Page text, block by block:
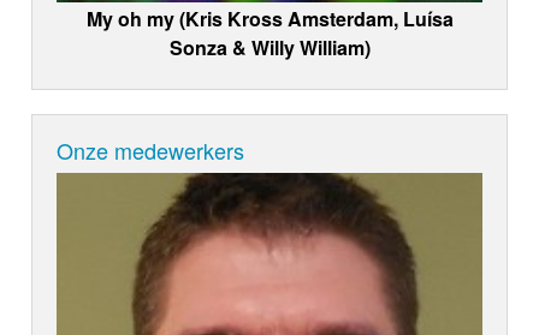
My oh my (Kris Kross Amsterdam, Luísa
Sonza & Willy William)
Onze medewerkers